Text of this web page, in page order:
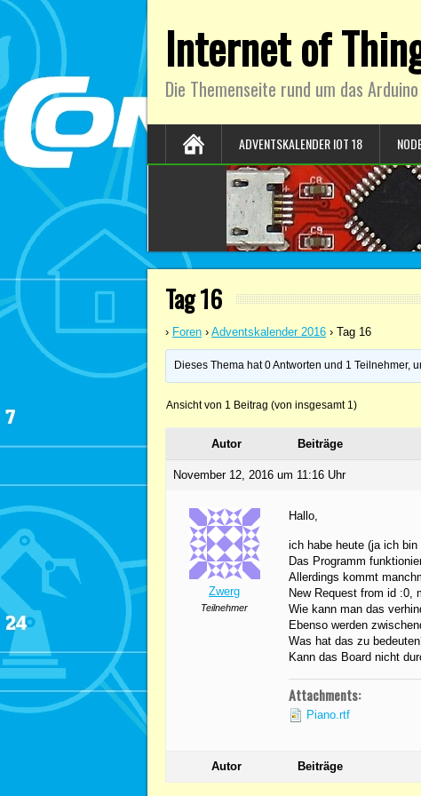
Internet of
Die Themenseite rund um das
ADVENTSKALENDER IOT 18
Tag 16
› Foren › Adventskalender 2016 › Tag 16
Dieses Thema hat 0 Antworten und 1 Teilnehmer,
Ansicht von 1 Beitrag (von insgesamt 1)
Autor Beiträge
November 12, 2016 um 11:16 Uhr
Zwerg
Teilnehmer
Hallo,
ich habe heute (ja ich
Das Programm
Allerdings kommt
New Request from id :0,
Wie kann man das
Ebenso werden
Was hat das zu
Kann das Board nicht
Attachments:
Piano.rtf
Autor Beiträge